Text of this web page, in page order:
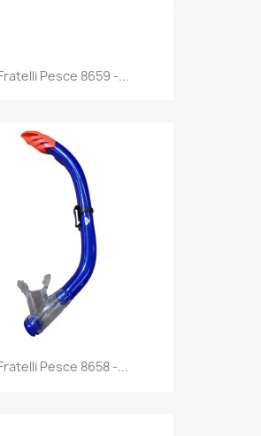
Anteprima
Pesce 8659 -...
Anteprima
Pesce 8658 -...